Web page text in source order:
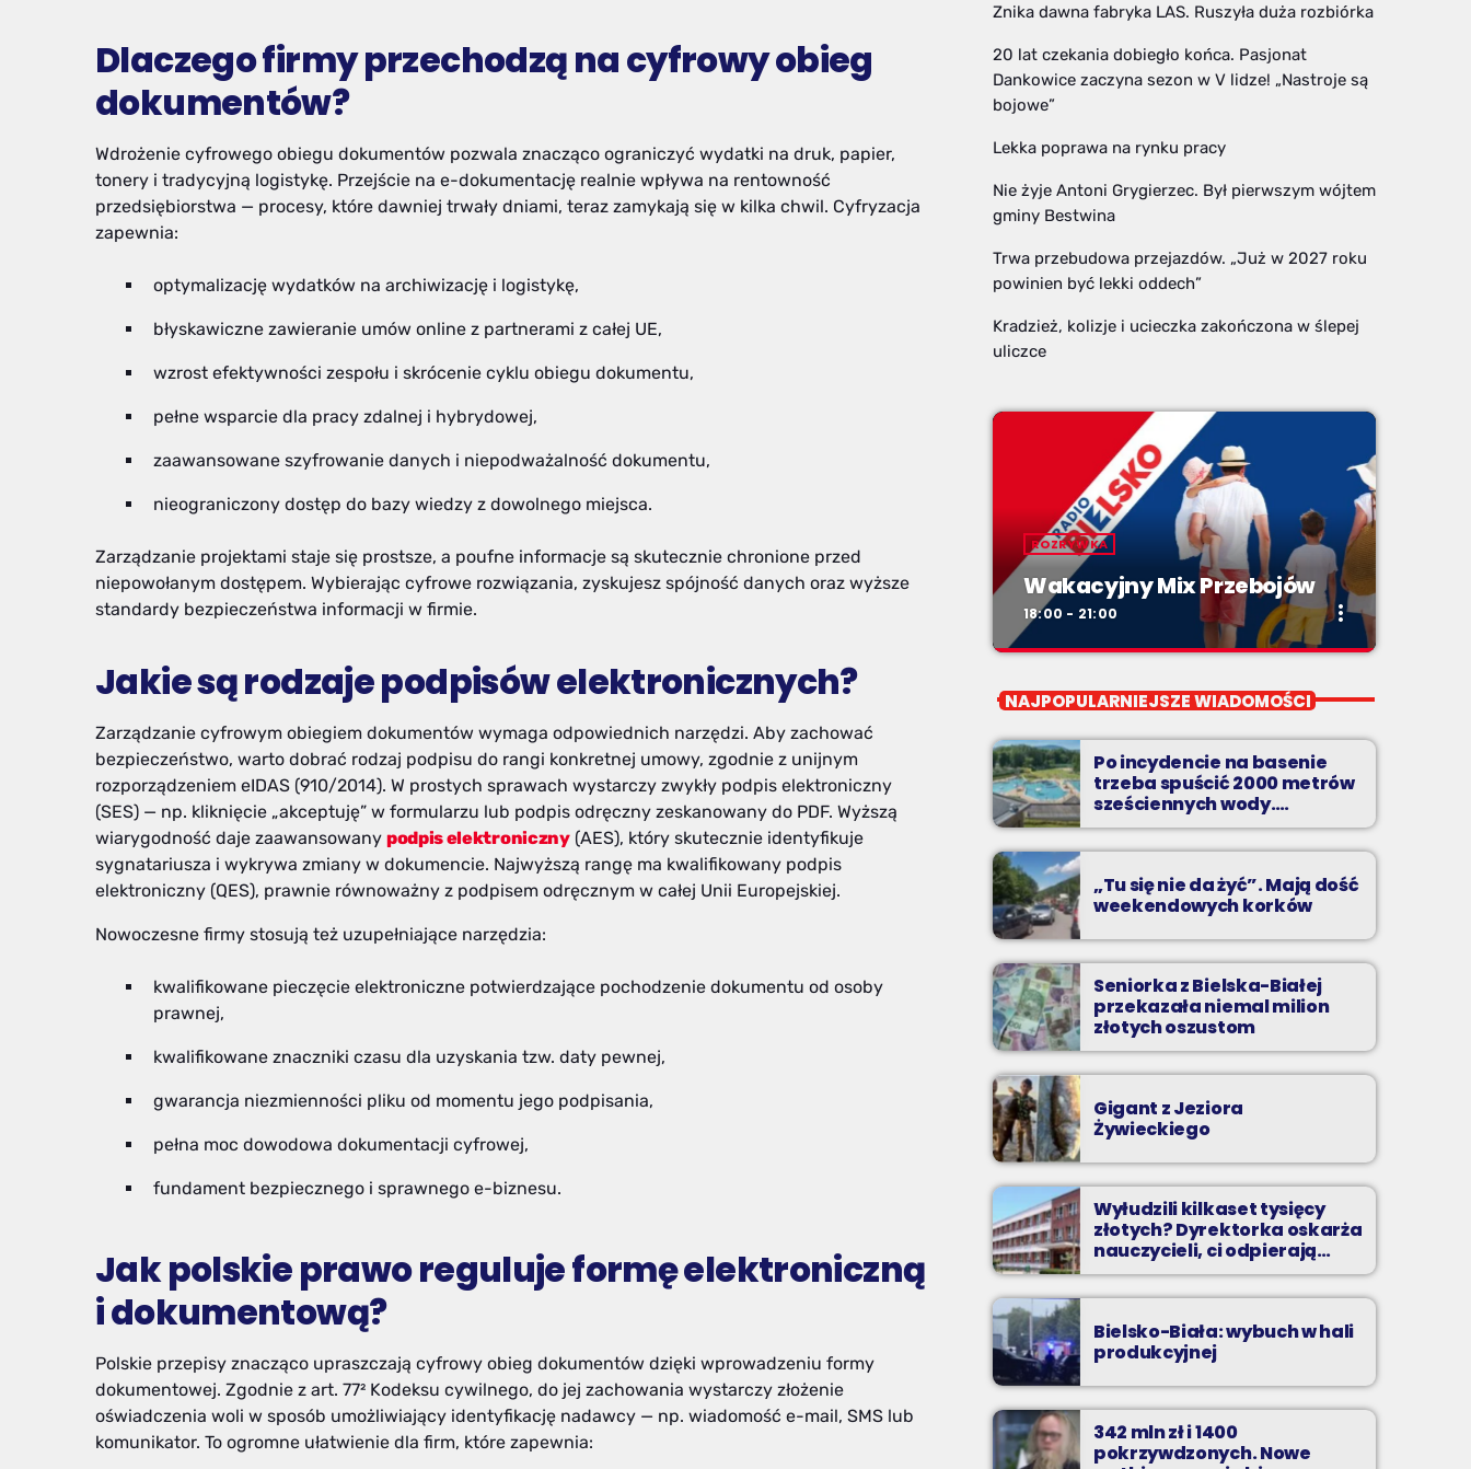
Dlaczego firmy przechodzą na cyfrowy obieg
dokumentów?
Wdrożenie cyfrowego obiegu dokumentów pozwala znacząco ograniczyć wydatki na druk, papier,
tonery i tradycyjną logistykę. Przejście na e-dokumentację realnie wpływa na rentowność
przedsiębiorstwa — procesy, które dawniej trwały dniami, teraz zamykają się w kilka chwil. Cyfryzacja
zapewnia:
optymalizację wydatków na archiwizację i logistykę,
błyskawiczne zawieranie umów online z partnerami z całej UE,
wzrost efektywności zespołu i skrócenie cyklu obiegu dokumentu,
pełne wsparcie dla pracy zdalnej i hybrydowej,
zaawansowane szyfrowanie danych i niepodważalność dokumentu,
nieograniczony dostęp do bazy wiedzy z dowolnego miejsca.
Zarządzanie projektami staje się prostsze, a poufne informacje są skutecznie chronione przed
niepowołanym dostępem. Wybierając cyfrowe rozwiązania, zyskujesz spójność danych oraz wyższe
standardy bezpieczeństwa informacji w firmie.
Jakie są rodzaje podpisów elektronicznych?
Zarządzanie cyfrowym obiegiem dokumentów wymaga odpowiednich narzędzi. Aby zachować
bezpieczeństwo, warto dobrać rodzaj podpisu do rangi konkretnej umowy, zgodnie z unijnym
rozporządzeniem eIDAS (910/2014). W prostych sprawach wystarczy zwykły podpis elektroniczny
(SES) — np. kliknięcie „akceptuję” w formularzu lub podpis odręczny zeskanowany do PDF. Wyższą
wiarygodność daje zaawansowany podpis elektroniczny(AES), który skutecznie identyfikuje
sygnatariusza i wykrywa zmiany w dokumencie. Najwyższą rangę ma kwalifikowany podpis
elektroniczny (QES), prawnie równoważny z podpisem odręcznym w całej Unii Europejskiej.
Nowoczesne firmy stosują też uzupełniające narzędzia:
kwalifikowane pieczęcie elektroniczne potwierdzające pochodzenie dokumentu od osoby
prawnej,
kwalifikowane znaczniki czasu dla uzyskania tzw. daty pewnej,
gwarancja niezmienności pliku od momentu jego podpisania,
pełna moc dowodowa dokumentacji cyfrowej,
fundament bezpiecznego i sprawnego e-biznesu.
Jak polskie prawo reguluje formę elektroniczną
i dokumentową?
Polskie przepisy znacząco upraszczają cyfrowy obieg dokumentów dzięki wprowadzeniu formy
dokumentowej. Zgodnie z art. 77² Kodeksu cywilnego, do jej zachowania wystarczy złożenie
oświadczenia woli w sposób umożliwiający identyfikację nadawcy — np. wiadomość e-mail, SMS lub
komunikator. To ogromne ułatwienie dla firm, które zapewnia:
Znika dawna fabryka LAS. Ruszyła duża rozbiórka
20 lat czekania dobiegło końca. Pasjonat
Dankowice zaczyna sezon w V lidze! „Nastroje są
bojowe”
Lekka poprawa na rynku pracy
Nie żyje Antoni Grygierzec. Był pierwszym wójtem
gminy Bestwina
Trwa przebudowa przejazdów. „Już w 2027 roku
powinien być lekki oddech”
Kradzież, kolizje i ucieczka zakończona w ślepej
uliczce
ROZRYWKA
Wakacyjny Mix Przebojów
18:00 - 21:00 more_vert
Wakacyjny Mix Przebojów
to najgorętsze hity lata, muzyczne plażowe
perełki, wspomnienia letnich przebojów,
nowości i premiery oraz Wasze pozdrowienia
z wakacji!
NAJPOPULARNIEJSZE WIADOMOŚCI
Po incydencie na basenie
trzeba spuścić 2000 metrów
sześciennych wody.
„Ogromne koszty i ogromna
praca”
„Tu się nie da żyć”. Mają dość
weekendowych korków
Seniorka z Bielska-Białej
przekazała niemal milion
złotych oszustom
Gigant z Jeziora
Żywieckiego
Wyłudzili kilkaset tysięcy
złotych? Dyrektorka oskarża
nauczycieli, ci odpierają
zarzuty
Bielsko-Biała: wybuch w hali
produkcyjnej
342 mln zł i 1400
pokrzywdzonych. Nowe